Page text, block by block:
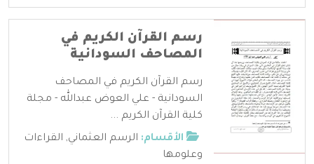
رسم القرآن الكريم في
المصاحف السودانية
رسم القرآن الكريم في المصاحف
السودانية - علي العوض عبدالله - مجلة
كلية القرآن الكريم ...
الأقسام: الرسم العثماني, القراءات
وعلومها